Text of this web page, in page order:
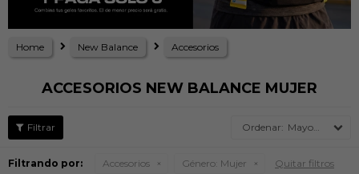
Home New Balance Accesorios
ACCESORIOS NEW BALANCE MUJER
Mayor precio
Filtrando por: Accesorios Género: Mujer Quitar filtros